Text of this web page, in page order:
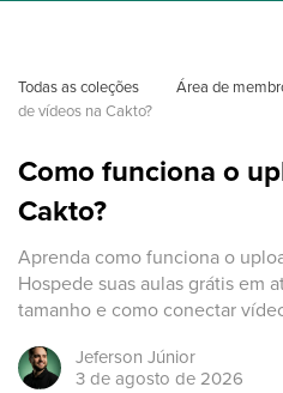
Todas as coleções Área de
de vídeos na Cakto?
Como funciona o
Cakto?
Aprenda como funciona o
Hospede suas aulas grátis em
tamanho e como conectar
Jeferson Júnior
3 de agosto de 2026